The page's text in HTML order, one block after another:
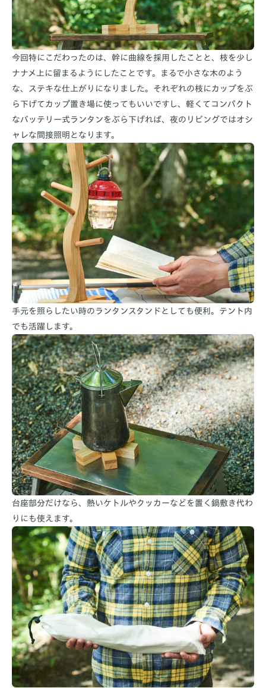
今回特にこだわったのは、幹に曲線を採用したことと、枝を少し
ナナメ上に留まるようにしたことです。まるで小さな木のよう
な、ステキな仕上がりになりました。それぞれの枝にカップをぶ
ら下げてカップ置き場に使ってもいいですし、軽くてコンパクト
なバッテリー式ランタンをぶら下げれば、夜のリビングではオシ
ャレな間接照明となります。
手元を照らしたい時のランタンスタンドとしても便利。テント内
でも活躍します。
台座部分だけなら、熱いケトルやクッカーなどを置く鍋敷き代わ
りにも使えます。